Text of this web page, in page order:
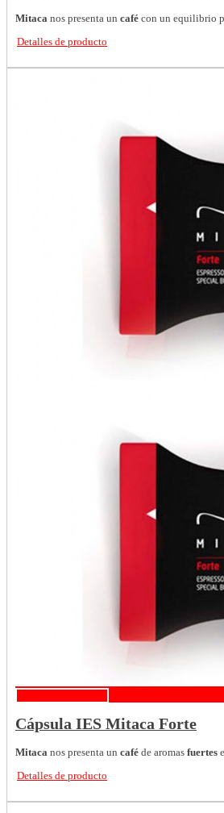
Mitaca nos presenta un café con un equilibrio
Detalles de producto
Cápsula IES Mitaca Forte
Mitaca nos presenta un café de aromas fuertes e
Detalles de producto